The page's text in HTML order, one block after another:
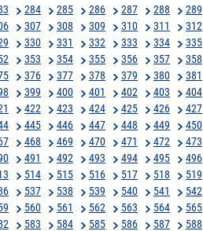
284 285 286 287 288 289
307 308 309 310 311 312
330 331 332 333 334 335
353 354 355 356 357 358
376 377 378 379 380 381
399 400 401 402 403 404
422 423 424 425 426 427
445 446 447 448 449 450
468 469 470 471 472 473
491 492 493 494 495 496
514 515 516 517 518 519
537 538 539 540 541 542
560 561 562 563 564 565
583 584 585 586 587 588